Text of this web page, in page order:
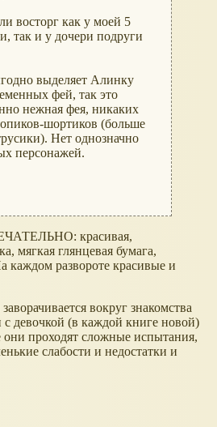
восторг как у моей 5
так и у дочери подруги
выделяет Алинку
фей, так это
нежная фея, никаких
шортиков (больше
Нет однозначно
персонажей.
красивая,
мягкая глянцевая бумага,
каждом развороте красивые и
вокруг знакомства
девочкой (в каждой книге новой)
проходят сложные испытания,
слабости и недостатки и